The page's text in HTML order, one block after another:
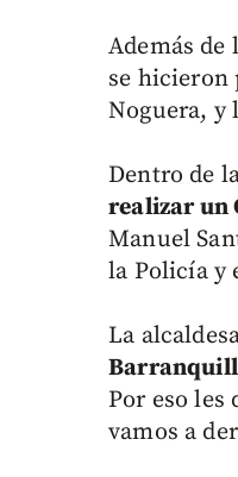
Además
se hicieron
Noguera, y
Dentro de
realizar un
Manuel
la Policía y
La
Por eso les
vamos a